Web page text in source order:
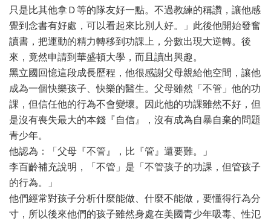
只是比其他拿Ｄ等的隊友好一點。不過教練的稱讚，讓他感
覺到念書有好處，可以看起來比別人好。」此後他開始發奮
讀書，把運動的精力轉移到功課上，分數出現大逆轉。後
來，竟然申請到華盛頓大學，而且讀出興趣。
黑立國回憶這段成長歷程，他很感謝父母親給他空間，讓他
成為一個快樂孩子、快樂的醫生。父母雖然「不管」他的功
課，但信任他的行為不會變壞。因此他的功課雖然不好，但
是沒有喪失最大的本錢『自信』，沒有成為自暴自棄的問題
青少年。
他認為：「父母『不管』，比『管』還要難。」
李百齡補充說明，「不管」是「不管孩子的功課，但管孩子
的行為。」
他們經常對孩子分析什麼能做、什麼不能做，要懂得行為分
寸，所以後來他們的孩子雖然身處在美國青少年吸毒、性氾